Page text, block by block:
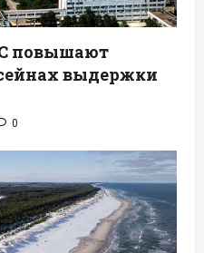
повышают
выдержки
0